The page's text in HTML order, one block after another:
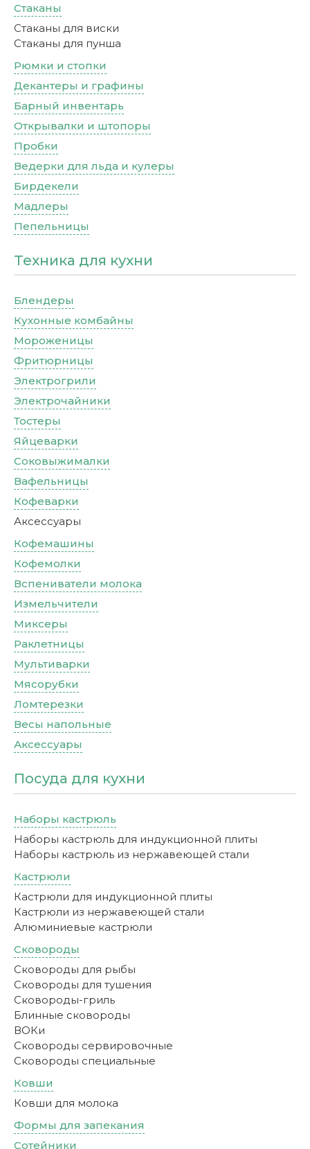
Стаканы
Стаканы для виски
Стаканы для пунша
Рюмки и стопки
Декантеры и графины
Барный инвентарь
Открывалки и штопоры
Пробки
Ведерки для льда и кулеры
Бирдекели
Мадлеры
Пепельницы
Техника для кухни
Блендеры
Кухонные комбайны
Мороженицы
Фритюрницы
Электрогрили
Электрочайники
Тостеры
Яйцеварки
Соковыжималки
Вафельницы
Кофеварки
Аксессуары
Кофемашины
Кофемолки
Вспениватели молока
Измельчители
Миксеры
Раклетницы
Мультиварки
Мясорубки
Ломтерезки
Весы напольные
Аксессуары
Посуда для кухни
Наборы кастрюль
Наборы кастрюль для индукционной плиты
Наборы кастрюль из нержавеющей стали
Кастрюли
Кастрюли для индукционной плиты
Кастрюли из нержавеющей стали
Алюминиевые кастрюли
Сковороды
Сковороды для рыбы
Сковороды для тушения
Сковороды-гриль
Блинные сковороды
ВОКи
Сковороды сервировочные
Сковороды специальные
Ковши
Ковши для молока
Формы для запекания
Сотейники